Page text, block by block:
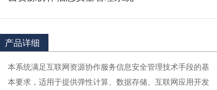
产品详细
本系统满足互联网资源协作服务信息安全管理技术手段的基
本要求，适用于提供弹性计算、数据存储、互联网应用开发